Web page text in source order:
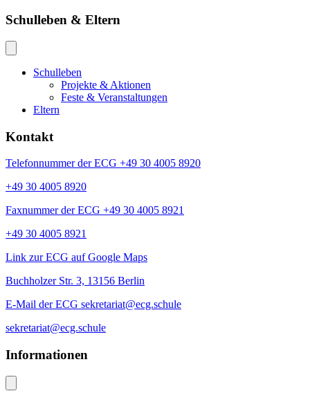
Schulleben & Eltern
Schulleben
Projekte & Aktionen
Feste & Veranstaltungen
Eltern
Kontakt
Telefonnummer der ECG +49 30 4005 8920
+49 30 4005 8920
Faxnummer der ECG +49 30 4005 8921
+49 30 4005 8921
Link zur ECG auf Google Maps
Buchholzer Str. 3, 13156 Berlin
E-Mail der ECG sekretariat@ecg.schule
sekretariat@ecg.schule
Informationen